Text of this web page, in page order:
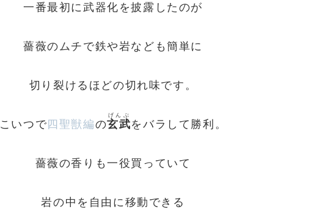
一番最初に武器化を披露したのが
薔薇のムチで鉄や岩なども簡単に
切り裂けるほどの切れ味です。
こいつで四聖獣編の玄武
げんぶ
をバラして勝利。
薔薇の香りも一役買っていて
岩の中を自由に移動できる